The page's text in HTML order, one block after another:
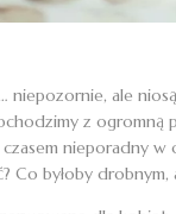
ale
z
nieporadny
Co byłoby